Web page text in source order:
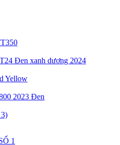
Đen xanh dương 2024
Yellow
2023 Đen